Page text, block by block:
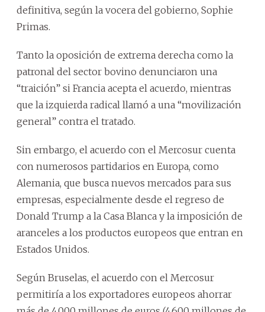
definitiva, según la vocera del gobierno, Sophie
Primas.
Tanto la oposición de extrema derecha como la
patronal del sector bovino denunciaron una
“traición” si Francia acepta el acuerdo, mientras
que la izquierda radical llamó a una “movilización
general” contra el tratado.
Sin embargo, el acuerdo con el Mercosur cuenta
con numerosos partidarios en Europa, como
Alemania, que busca nuevos mercados para sus
empresas, especialmente desde el regreso de
Donald Trump a la Casa Blanca y la imposición de
aranceles a los productos europeos que entran en
Estados Unidos.
Según Bruselas, el acuerdo con el Mercosur
permitiría a los exportadores europeos ahorrar